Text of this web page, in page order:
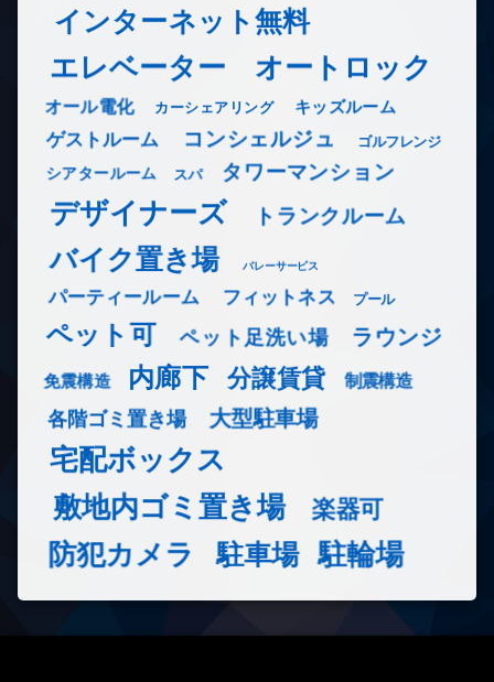
インターネット無料
エレベーター オートロック
オール電化 カーシェアリング キッズルーム
ゲストルーム コンシェルジュ ゴルフレンジ
シアタールーム スパ タワーマンション
デザイナーズ トランクルーム
バイク置き場 バレーサービス
パーティールーム フィットネス プール
ペット可 ペット足洗い場 ラウンジ
免震構造 内廊下 分譲賃貸 制震構造
各階ゴミ置き場 大型駐車場
宅配ボックス
敷地内ゴミ置き場
楽器可
防犯カメラ 駐車場 駐輪場